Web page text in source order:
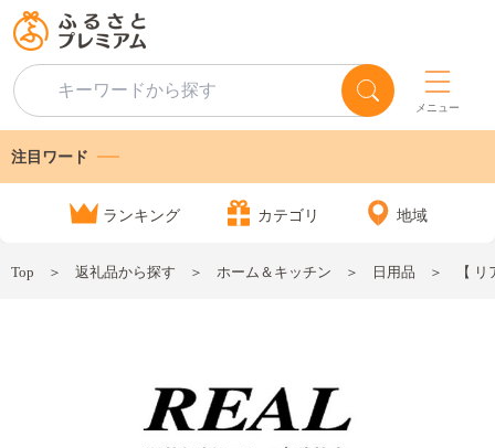
メニュー
注目ワード
ランキング カテゴリ 地域
Top 返礼品から探す ホーム＆キッチン 日用品 【